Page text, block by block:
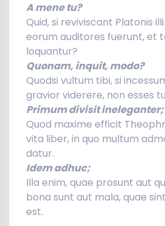
A mene tu?
Quid, si reviviscant Platonis
eorum auditores fuerunt, et
loquantur?
Quonam, inquit, modo?
Quodsi vultum tibi, si
gravior viderere, non esses
Primum divisit ineleganter;
Quod maxime efficit
vita liber, in quo multum
datur.
Idem adhuc;
Illa enim, quae prosunt aut
bona sunt aut mala, quae
est.